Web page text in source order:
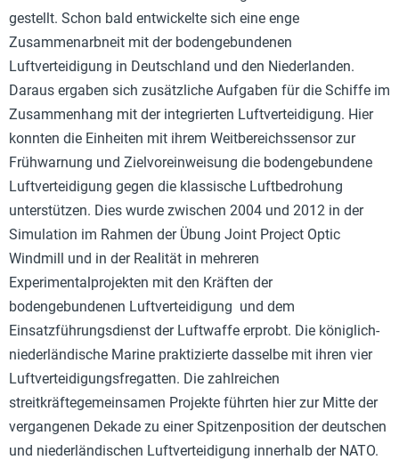
gestellt. Schon bald entwickelte sich eine enge
Zusammenarbneit mit der bodengebundenen
Luftverteidigung in Deutschland und den Niederlanden.
Daraus ergaben sich zusätzliche Aufgaben für die Schiffe im
Zusammenhang mit der integrierten Luftverteidigung. Hier
konnten die Einheiten mit ihrem Weitbereichssensor zur
Frühwarnung und Zielvoreinweisung die bodengebundene
Luftverteidigung gegen die klassische Luftbedrohung
unterstützen. Dies wurde zwischen 2004 und 2012 in der
Simulation im Rahmen der Übung Joint Project Optic
Windmill und in der Realität in mehreren
Experimentalprojekten mit den Kräften der
bodengebundenen Luftverteidigung und dem
Einsatzführungsdienst der Luftwaffe erprobt. Die königlich-
niederländische Marine praktizierte dasselbe mit ihren vier
Luftverteidigungsfregatten. Die zahlreichen
streitkräftegemeinsamen Projekte führten hier zur Mitte der
vergangenen Dekade zu einer Spitzenposition der deutschen
und niederländischen Luftverteidigung innerhalb der NATO.